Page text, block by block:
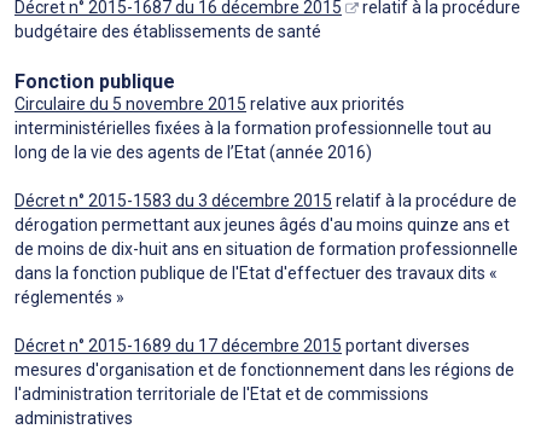
Décret n° 2015-1687 du 16 décembre 2015
relatif à la procédure
budgétaire des établissements de santé
Fonction publique
Circulaire du 5 novembre 2015 relative aux priorités
interministérielles fixées à la formation professionnelle tout au
long de la vie des agents de l’Etat (année 2016)
Décret n° 2015-1583 du 3 décembre 2015 relatif à la procédure de
dérogation permettant aux jeunes âgés d'au moins quinze ans et
de moins de dix-huit ans en situation de formation professionnelle
dans la fonction publique de l'Etat d'effectuer des travaux dits «
réglementés »
Décret n° 2015-1689 du 17 décembre 2015 portant diverses
mesures d'organisation et de fonctionnement dans les régions de
l'administration territoriale de l'Etat et de commissions
administratives